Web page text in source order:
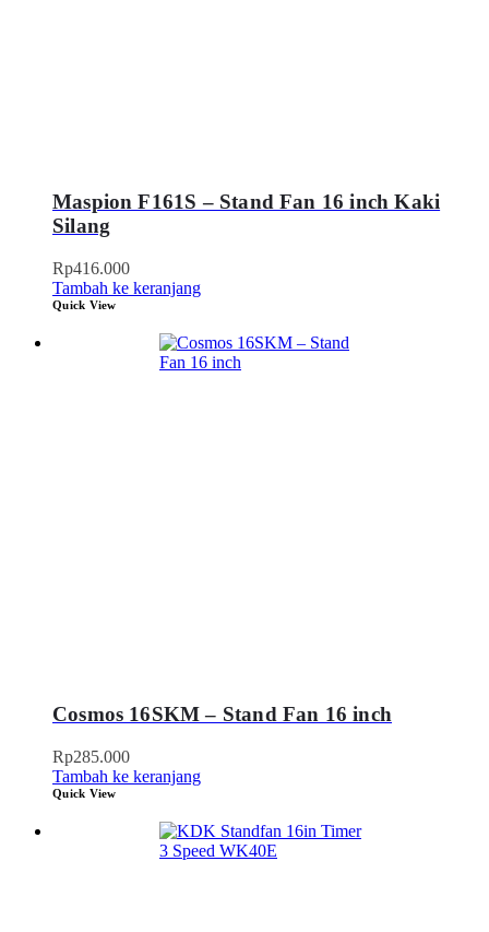
Maspion F161S – Stand Fan 16 inch Kaki
Silang
Rp416.000
Tambah ke keranjang
Quick View
Cosmos 16SKM – Stand Fan 16 inch
Rp285.000
Tambah ke keranjang
Quick View